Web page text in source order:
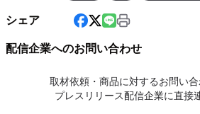
シェア
配信企業へのお問い合わせ
取材依頼・商品に対するお問い合
プレスリリース配信企業に直接